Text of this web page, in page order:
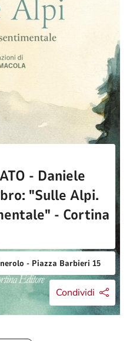
- Daniele
"Sulle Alpi.
- Cortina
- Piazza Barbieri 15
Condividi